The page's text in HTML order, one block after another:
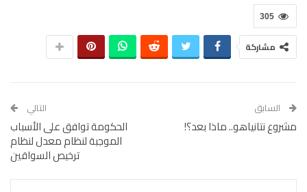
305
مشاركة
السابق
مشروع نتانياهو.. ماذا بعد؟!
التالي
الحكومة توافق على الأسباب
الموجبة لنظام معدل لنظام
ترخيص السواقين